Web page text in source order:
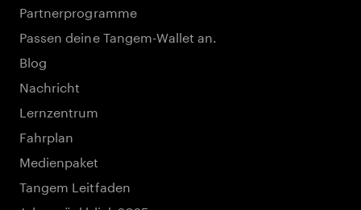
Partnerprogramme
Passen deine Tangem-Wallet an.
Blog
Nachricht
Lernzentrum
Fahrplan
Medienpaket
Tangem Leitfaden